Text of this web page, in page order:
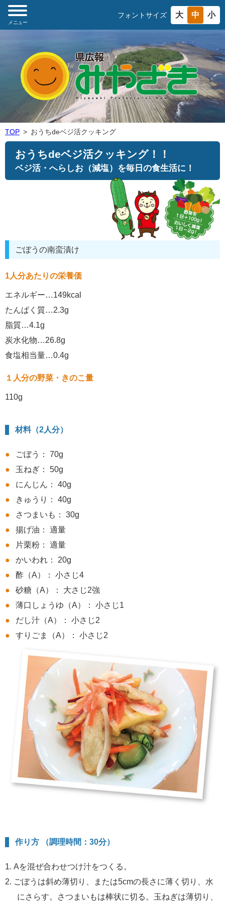
フォントサイズ 大 中 小
メニュー
TOP おうちdeベジ活クッキング
おうちdeベジ活クッキング！！
ベジ活・へらしお（減塩）を毎日の食生活に！
ごぼうの南蛮漬け
1人分あたりの栄養価
エネルギー…149kcal
たんぱく質…2.3g
脂質…4.1g
炭水化物…26.8g
食塩相当量…0.4g
１人分の野菜・きのこ量
110g
材料（2人分）
ごぼう： 70g
玉ねぎ： 50g
にんじん： 40g
きゅうり： 40g
さつまいも： 30g
揚げ油： 適量
片栗粉： 適量
かいわれ： 20g
酢（A）： 小さじ4
砂糖（A）： 大さじ2強
薄口しょうゆ（A）： 小さじ1
だし汁（A）： 小さじ2
すりごま（A）： 小さじ2
作り方 （調理時間：30分）
Aを混ぜ合わせつけ汁をつくる。
ごぼうは斜め薄切り、または5cmの長さに薄く切り、水
にさらす。さつまいもは棒状に切る。玉ねぎは薄切り、